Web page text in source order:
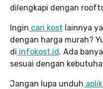
dilengkapi dengan
Ingin cari kost lainnya
dengan harga murah?
di infokost.id. Ada
sesuai dengan
Jangan lupa unduh